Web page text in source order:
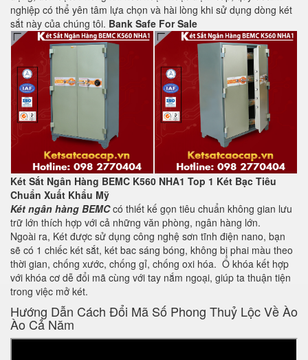
nghiệp có thể yên tâm lựa chọn và hài lòng khi sử dụng dòng két
sắt này của chúng tôi. Bank Safe For Sale
Két Sắt Ngân Hàng BEMC K560 NHA1 Top 1 Két Bạc Tiêu
Chuẩn Xuất Khẩu Mỹ
Két ngân hàng BEMCcó thiết kế gọn tiêu chuẩn không gian lưu
trữ lớn thích hợp với cả những văn phòng, ngân hàng lớn.
Ngoài ra, Két được sử dụng công nghệ sơn tĩnh điện nano, bạn
sẽ có 1 chiếc két sắt, két bac sáng bóng, không bị phai màu theo
thời gian, chống xước, chống gỉ, chống oxi hóa. Ổ khóa kết hợp
với khóa cơ dễ đổi mã cùng với tay nắm ngoại, giúp ta thuận tiện
trong việc mở két.
Hướng Dẫn Cách Đổi Mã Số Phong Thuỷ Lộc Về Ào
Ào Cả Năm